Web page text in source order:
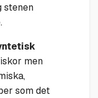
stenen
men
som det